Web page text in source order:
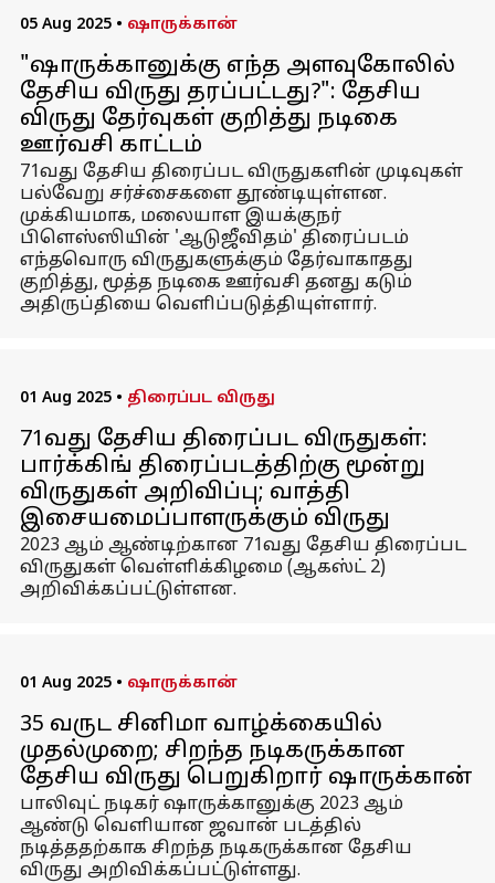
05 Aug 2025 • ஷாருக்கான்
"ஷாருக்கானுக்கு எந்த அளவுகோலில்
தேசிய விருது தரப்பட்டது?": தேசிய
விருது தேர்வுகள் குறித்து நடிகை
ஊர்வசி காட்டம்
71வது தேசிய திரைப்பட விருதுகளின் முடிவுகள்
பல்வேறு சர்ச்சைகளை தூண்டியுள்ளன.
முக்கியமாக, மலையாள இயக்குநர்
பிளெஸ்ஸியின் 'ஆடுஜீவிதம்' திரைப்படம்
எந்தவொரு விருதுகளுக்கும் தேர்வாகாதது
குறித்து, மூத்த நடிகை ஊர்வசி தனது கடும்
அதிருப்தியை வெளிப்படுத்தியுள்ளார்.
01 Aug 2025 • திரைப்பட விருது
71வது தேசிய திரைப்பட விருதுகள்:
பார்க்கிங் திரைப்படத்திற்கு மூன்று
விருதுகள் அறிவிப்பு; வாத்தி
இசையமைப்பாளருக்கும் விருது
2023 ஆம் ஆண்டிற்கான 71வது தேசிய திரைப்பட
விருதுகள் வெள்ளிக்கிழமை (ஆகஸ்ட் 2)
அறிவிக்கப்பட்டுள்ளன.
01 Aug 2025 • ஷாருக்கான்
35 வருட சினிமா வாழ்க்கையில்
முதல்முறை; சிறந்த நடிகருக்கான
தேசிய விருது பெறுகிறார் ஷாருக்கான்
பாலிவுட் நடிகர் ஷாருக்கானுக்கு 2023 ஆம்
ஆண்டு வெளியான ஜவான் படத்தில்
நடித்ததற்காக சிறந்த நடிகருக்கான தேசிய
விருது அறிவிக்கப்பட்டுள்ளது.